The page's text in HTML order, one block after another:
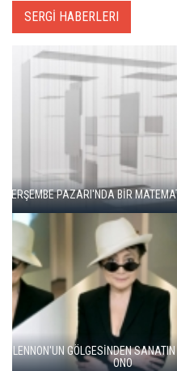
SERGİ HABERLERI
"ŞEHRİ BİZ
BALKANLAR'DAN